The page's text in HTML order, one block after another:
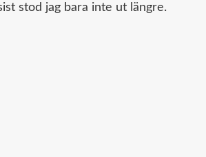
stod jag bara inte ut längre.